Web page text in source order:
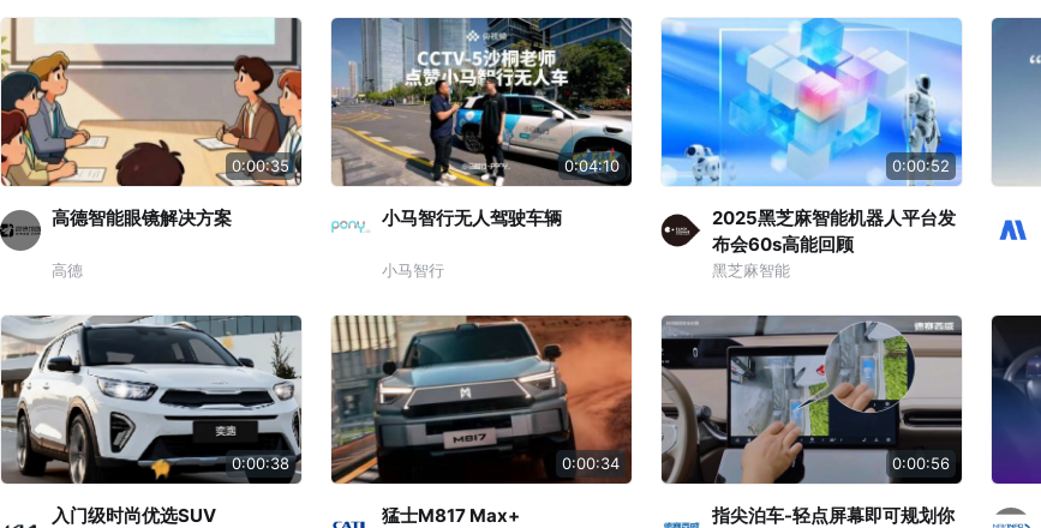
新与商业化落地，为智能驾驶产
业注入强劲动能！
0:00:35
高德智能眼镜解决方案
高德
0:04:10
小马智行无人驾驶车辆
小马智行
0:00:52
2025黑芝麻智能机器人平台发
布会60s高能回顾
黑芝麻智能
0:00:38
入门级时尚优选SUV
0:00:34
猛士M817 Max+
0:00:56
指尖泊车-轻点屏幕即可规划你